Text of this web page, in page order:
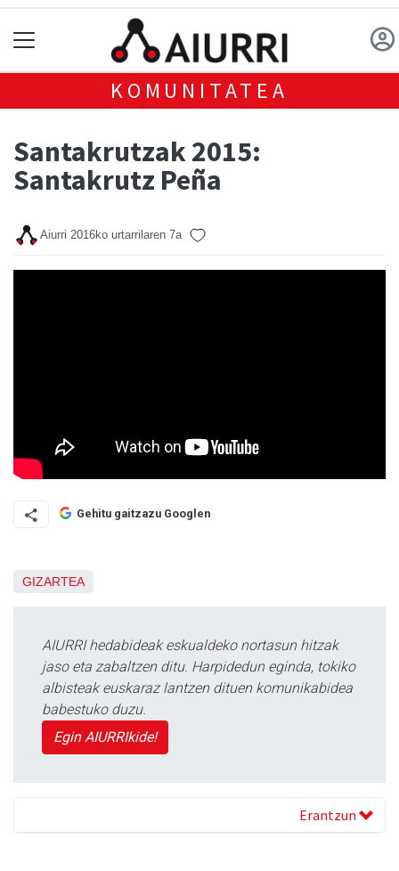
KOMUNITATEA
Santakrutzak 2015:
Santakrutz Peña
Aiurri 2016ko urtarrilaren 7a
Gehitu gaitzazu Googlen
GIZARTEA
AIURRI hedabideak eskualdeko nortasun hitzak
jaso eta zabaltzen ditu. Harpidedun eginda, tokiko
albisteak euskaraz lantzen dituen komunikabidea
babestuko duzu.
Egin AIURRIkide!
Erantzun